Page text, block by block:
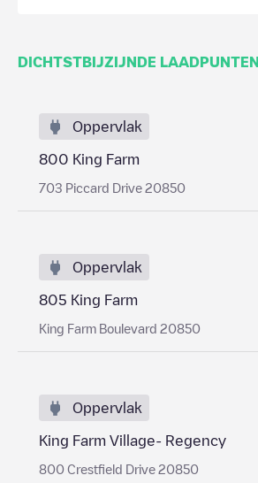
DICHTSTBIJZIJNDE LAADPUNTEN
Oppervlak
800 King Farm
703 Piccard Drive 20850
Oppervlak
805 King Farm
King Farm Boulevard 20850
Oppervlak
King Farm Village- Regency
800 Crestfield Drive 20850